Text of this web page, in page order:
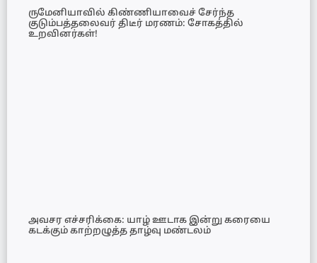
​ருமேனியாவில் கிண்ணியாவைச் சேர்ந்த
குடும்பத்தலைவர் திடீர் மரணம்: சோகத்தில்
உறவினர்கள்!
அவசர எச்சரிக்கை: யாழ் ஊடாக இன்று கரையை
கடக்கும் காற்றழுத்த தாழ்வு மண்டலம்